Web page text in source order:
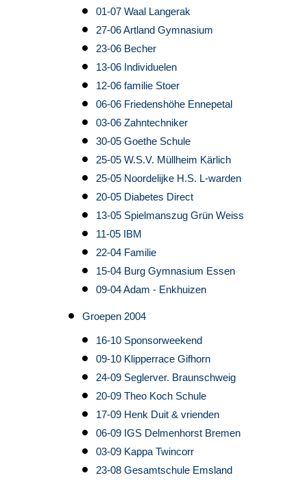
01-07 Waal Langerak
27-06 Artland Gymnasium
23-06 Becher
13-06 Individuelen
12-06 familie Stoer
06-06 Friedenshöhe Ennepetal
03-06 Zahntechniker
30-05 Goethe Schule
25-05 W.S.V. Müllheim Kärlich
25-05 Noordelijke H.S. L-warden
20-05 Diabetes Direct
13-05 Spielmanszug Grün Weiss
11-05 IBM
22-04 Familie
15-04 Burg Gymnasium Essen
09-04 Adam - Enkhuizen
Groepen 2004
16-10 Sponsorweekend
09-10 Klipperrace Gifhorn
24-09 Seglerver. Braunschweig
20-09 Theo Koch Schule
17-09 Henk Duit & vrienden
06-09 IGS Delmenhorst Bremen
03-09 Kappa Twincorr
23-08 Gesamtschule Emsland